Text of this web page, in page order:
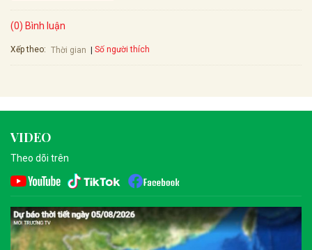
(0) Bình luận
Xếp theo: Thời gian Số người thích
VIDEO
Theo dõi trên